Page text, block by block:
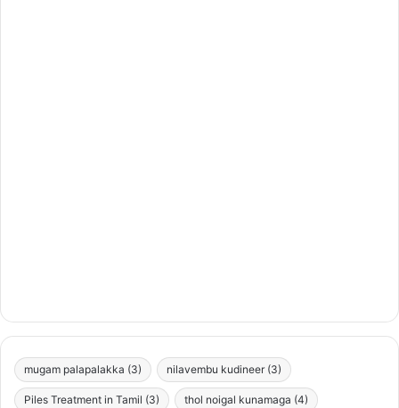
mugam palapalakka (3) nilavembu kudineer (3)
Piles Treatment in Tamil (3) thol noigal kunamaga (4)